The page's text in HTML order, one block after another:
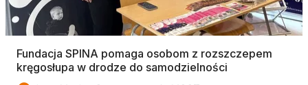
Fundacja SPINA pomaga osobom z rozszczepem
kręgosłupa w drodze do samodzielności